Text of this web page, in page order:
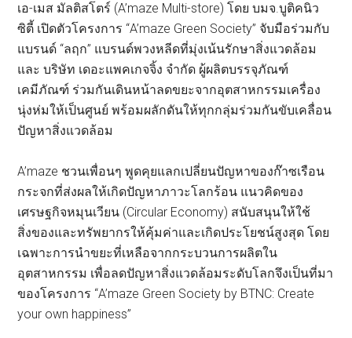
เอ-เมส มัลติสโตร์ (A’maze Multi-store) โดย บมจ.บูติคนิว
ซิตี้ เปิดตัวโครงการ “A’maze Green Society” จับมือร่วมกับ
แบรนด์ “ลฤก” แบรนด์พวงหลีดที่มุ่งเน้นรักษาสิ่งแวดล้อม
และ บริษัท เดอะแพคเกจจิ้ง จำกัด ผู้ผลิตบรรจุภัณฑ์
เคมีภัณฑ์ ร่วมกันเดินหน้าลดขยะจากอุตสาหกรรมเครื่อง
นุ่งห่มให้เป็นศูนย์ พร้อมผลักดันให้ทุกกลุ่มร่วมกันขับเคลื่อน
ปัญหาสิ่งแวดล้อม
A’maze ชวนเพื่อนๆ พูดคุยแลกเปลี่ยนปัญหาของก๊าซเรือน
กระจกที่ส่งผลให้เกิดปัญหาภาวะโลกร้อน แนวคิดของ
เศรษฐกิจหมุนเวียน (Circular Economy) สนับสนุนให้ใช้
สิ่งของและทรัพยากรให้คุ้มค่าและเกิดประโยชน์สูงสุด โดย
เฉพาะการนำขยะที่เหลือจากกระบวนการผลิตใน
อุตสาหกรรม เพื่อลดปัญหาสิ่งแวดล้อมระดับโลกจึงเป็นที่มา
ของโครงการ “A’maze Green Society by BTNC: Create
your own happiness”